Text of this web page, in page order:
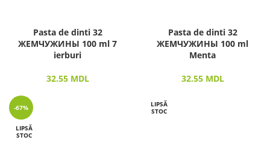
Pasta de dinti 32
ЖЕМЧУЖИНЫ 100 ml 7
ierburi
32.55 MDL
Pasta de dinti 32
ЖЕМЧУЖИНЫ 100 ml
Menta
32.55 MDL
-67%
LIPSĂ
STOC
LIPSĂ
STOC